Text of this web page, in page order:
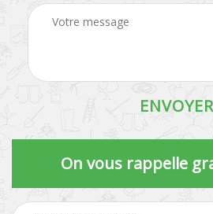
On vous rappelle